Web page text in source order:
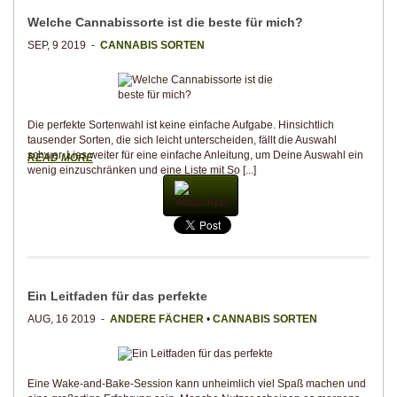
Welche Cannabissorte ist die beste für mich?
SEP, 9 2019 - CANNABIS SORTEN
Die perfekte Sortenwahl ist keine einfache Aufgabe. Hinsichtlich
tausender Sorten, die sich leicht unterscheiden, fällt die Auswahl
schwer. Lies weiter für eine einfache Anleitung, um Deine Auswahl ein
wenig einzuschränken und eine Liste mit So [...]
READ MORE
WhatsApp
Ein Leitfaden für das perfekte
AUG, 16 2019 - ANDERE FÄCHER • CANNABIS SORTEN
Eine Wake-and-Bake-Session kann unheimlich viel Spaß machen und